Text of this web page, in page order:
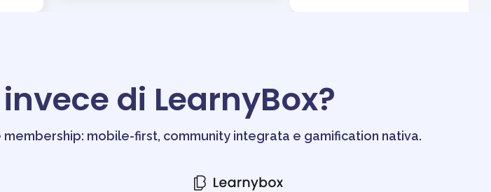
di LearnyBox?
mobile-first, community integrata e gamification nativa.